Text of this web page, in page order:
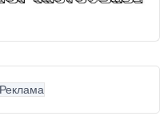
Реклама